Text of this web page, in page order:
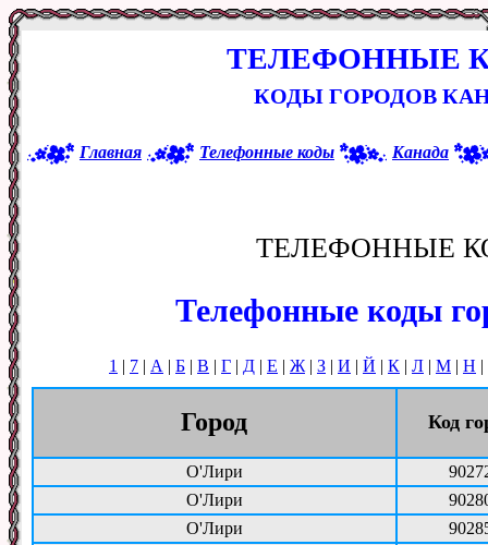
ТЕЛЕФОННЫЕ
КОДЫ ГОРОДОВ
Главная Телефонные коды Канада
ТЕЛЕФОННЫЕ
Телефонные коды
1 | 7 | А | Б | В | Г | Д | Е | Ж | З | И | Й | К | Л | М | Н |
Город Код
О'Лири
О'Лири
О'Лири